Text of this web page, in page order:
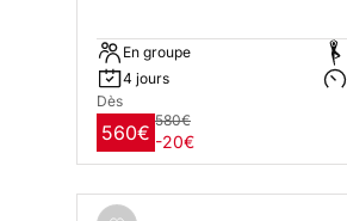
En groupe
4 jours
Dès
560€
580€
-20€